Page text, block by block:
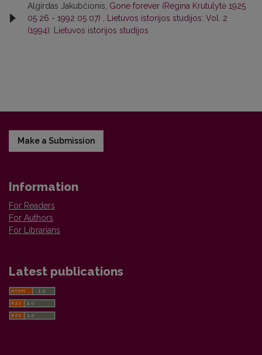
Algirdas Jakubčionis, Gone forever (Regina Krutulytė 1925
05 26 - 1992 05 07)
Lietuvos istorijos studijos: Vol. 2
(1994): Lietuvos istorijos studijos
Make a Submission
Information
For Readers
For Authors
For Librarians
Latest publications